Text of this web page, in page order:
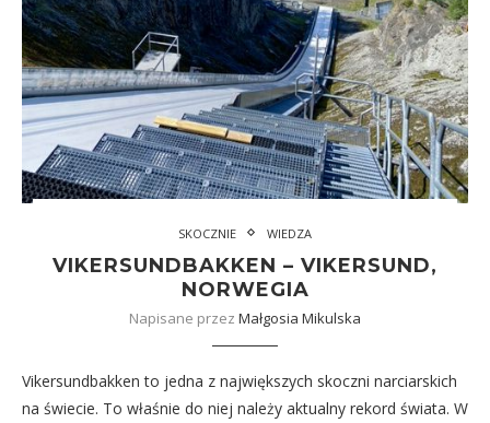
SKOCZNIE WIEDZA
VIKERSUNDBAKKEN – VIKERSUND,
NORWEGIA
Napisane przez Małgosia Mikulska
Vikersundbakken to jedna z największych skoczni narciarskich
na świecie. To właśnie do niej należy aktualny rekord świata. W